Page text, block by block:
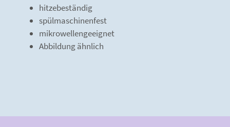
hitzebeständig
spülmaschinenfest
mikrowellengeeignet
Abbildung ähnlich